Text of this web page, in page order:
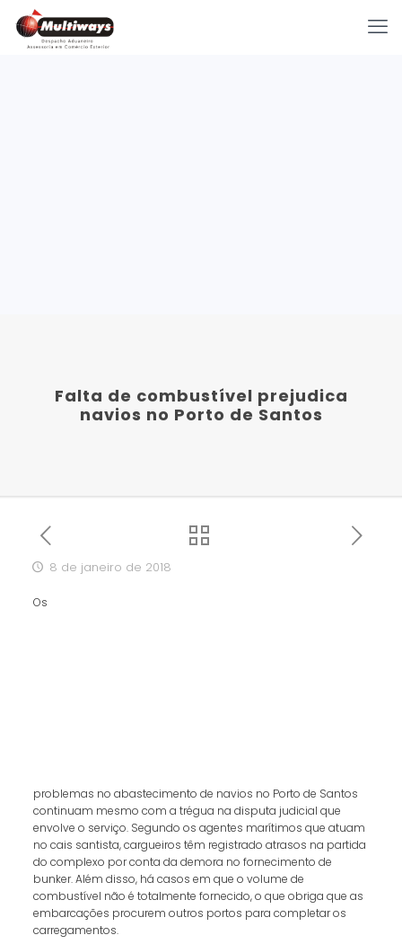
Falta de combustível prejudica
navios no Porto de Santos
8 de janeiro de 2018
Os
problemas no abastecimento de navios no Porto de Santos
continuam mesmo com a trégua na disputa judicial que
envolve o serviço. Segundo os agentes marítimos que atuam
no cais santista, cargueiros têm registrado atrasos na partida
do complexo por conta da demora no fornecimento de
bunker. Além disso, há casos em que o volume de
combustível não é totalmente fornecido, o que obriga que as
embarcações procurem outros portos para completar os
carregamentos.